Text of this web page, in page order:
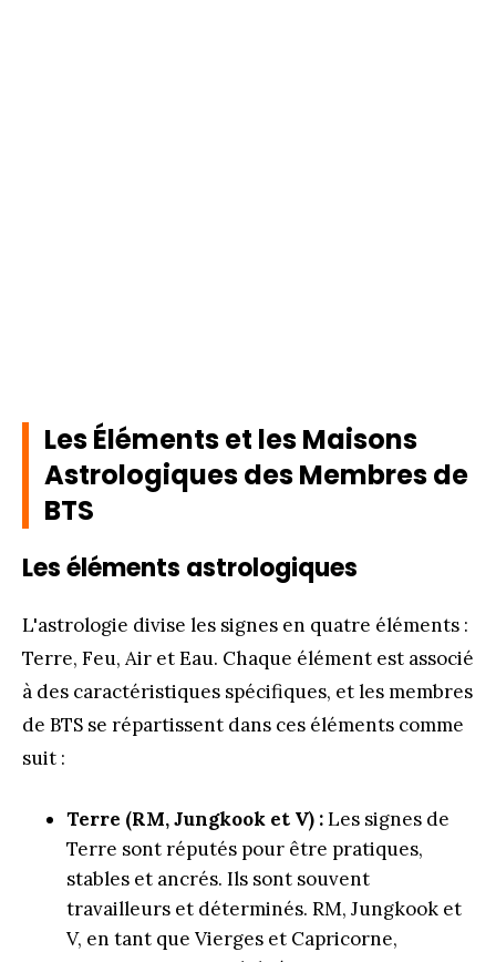
Les Éléments et les Maisons
Astrologiques des Membres de
BTS
Les éléments astrologiques
L'astrologie divise les signes en quatre éléments :
Terre, Feu, Air et Eau. Chaque élément est associé
à des caractéristiques spécifiques, et les membres
de BTS se répartissent dans ces éléments comme
suit :
Terre (RM, Jungkook et V) :Les signes de
Terre sont réputés pour être pratiques,
stables et ancrés. Ils sont souvent
travailleurs et déterminés. RM, Jungkook et
V, en tant que Vierges et Capricorne,